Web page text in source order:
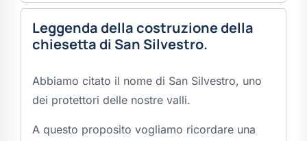
Leggenda della costruzione della
chiesetta di San Silvestro.
Abbiamo citato il nome di San Silvestro, uno
dei protettori delle nostre valli.
A questo proposito vogliamo ricordare una